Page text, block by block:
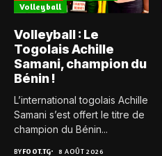
Volleyball
Volleyball : Le
Togolais Achille
Samani, champion du
Bénin !
L’international togolais Achille
Samani s’est offert le titre de
champion du Bénin...
BYFOOT.TG 8 AOÛT 2026